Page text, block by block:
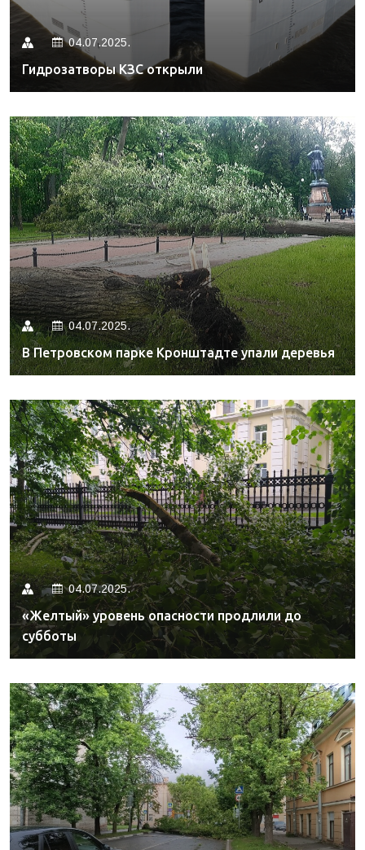
04.07.2025.
Гидрозатворы КЗС открыли
04.07.2025.
В Петровском парке Кронштадте упали деревья
04.07.2025.
«Желтый» уровень опасности продлили до
субботы